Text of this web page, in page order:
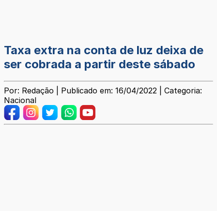
Taxa extra na conta de luz deixa de
ser cobrada a partir deste sábado
Por: Redação | Publicado em: 16/04/2022 | Categoria:
Nacional